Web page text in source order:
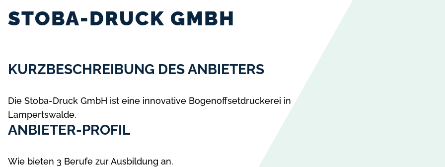
STOBA-DRUCK GMBH
KURZBESCHREIBUNG DES ANBIETERS
Die Stoba-Druck GmbH ist eine innovative Bogenoffsetdruckerei in
Lampertswalde.
ANBIETER-PROFIL
Wie bieten 3 Berufe zur Ausbildung an.